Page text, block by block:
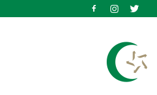
Medžlis
islamske
zajednice
Mostar